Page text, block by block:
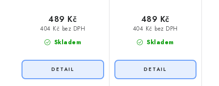
Skladem
404 Kč bez DPH
489 Kč
Skladem
404 Kč bez DPH
489 Kč